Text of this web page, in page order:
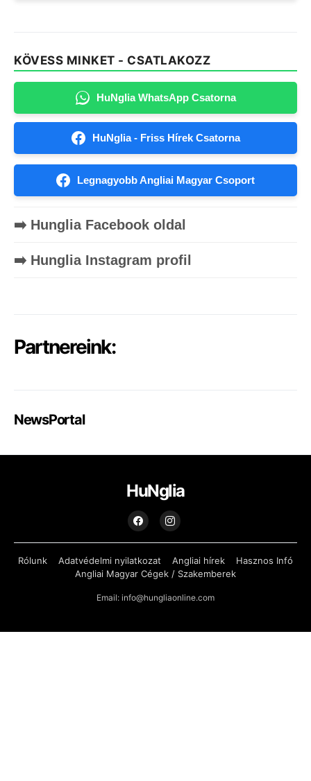
KÖVESS MINKET - CSATLAKOZZ
HuNglia WhatsApp Csatorna
HuNglia - Friss Hírek Csatorna
Legnagyobb Angliai Magyar Csoport
➡️ Hunglia Facebook oldal
➡️ Hunglia Instagram profil
Partnereink:
NewsPortal
HuNglia
Rólunk Adatvédelmi nyilatkozat Angliai hírek
Hasznos Infó
Angliai Magyar Cégek / Szakemberek
Email: info@hungliaonline.com